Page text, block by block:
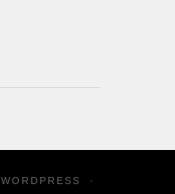
WORDPRESS ·